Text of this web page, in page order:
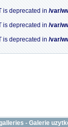
is deprecated in /var/
is deprecated in /var/
is deprecated in /var/
- Galerie